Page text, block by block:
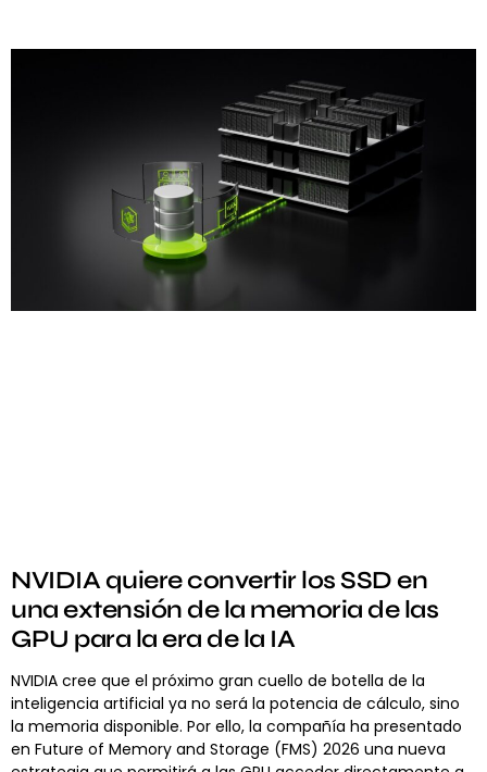
NVIDIA quiere convertir los SSD en
una extensión de la memoria de las
GPU para la era de la IA
NVIDIA cree que el próximo gran cuello de botella de la
inteligencia artificial ya no será la potencia de cálculo, sino
la memoria disponible. Por ello, la compañía ha presentado
en Future of Memory and Storage (FMS) 2026 una nueva